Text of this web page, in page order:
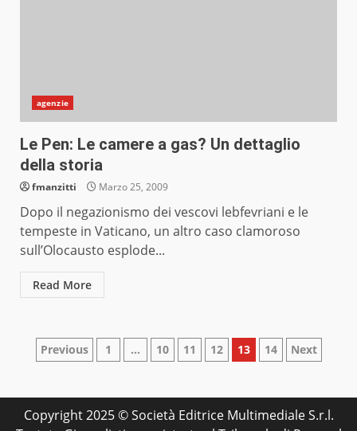
agenzie
Le Pen: Le camere a gas? Un dettaglio
della storia
fmanzitti Marzo 25, 2009
Dopo il negazionismo dei vescovi lebfevriani e le
tempeste in Vaticano, un altro caso clamoroso
sull’Olocausto esplode...
Read More
Paginazione
articoli
Previous 1 … 10 11 12 13 14 Next
Copyright 2025 © Società Editrice Multimediale S.r.l.